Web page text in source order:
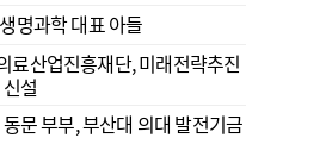
명과학 대표 아들
료산업진흥재단, 미래전략추진
설
문 부부, 부산대 의대 발전기금